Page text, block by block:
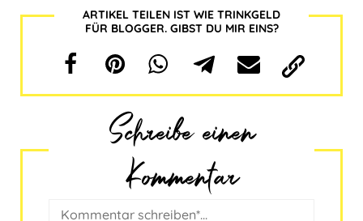
ARTIKEL TEILEN IST WIE TRINKGELD
FÜR BLOGGER. GIBST DU MIR EINS?
Schreibe einen
Kommentar